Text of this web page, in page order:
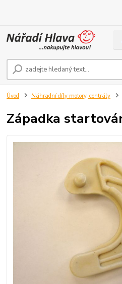
Úvod Náhradní díly motory, centrály
Západka